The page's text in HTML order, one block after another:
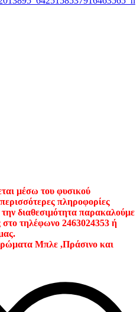
μέσω του φυσικού
πληροφορίες
την διαθεσιμότητα παρακαλούμε
στο τηλέφωνο 2463024353 ή
Μπλε ,Πράσινο και